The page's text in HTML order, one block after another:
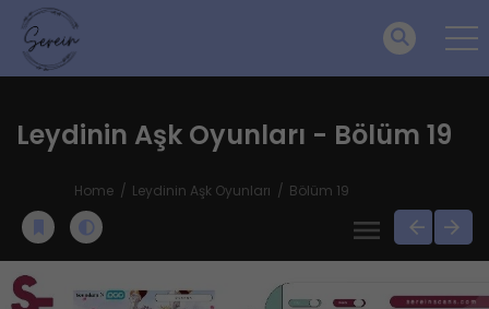
Leydinin Aşk Oyunları - Bölüm 19
Home Leydinin Aşk Oyunları Bölüm 19